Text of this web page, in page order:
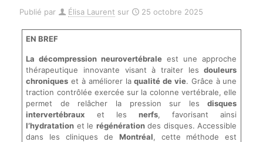
Publié par Élisa Laurent sur 25 octobre 2025
EN BREF
La décompression neurovertébrale est une approche
thérapeutique innovante visant à traiter lesdouleurs
chroniques et à améliorer laqualité de vie. Grâce à une
traction contrôlée exercée sur la colonne vertébrale, elle
permet de relâcher la pression sur lesdisques
intervertébraux et les nerfs, favorisant ainsi
l’hydratation et le régénérationdes disques. Accessible
dans les cliniques de Montréal, cette méthode est